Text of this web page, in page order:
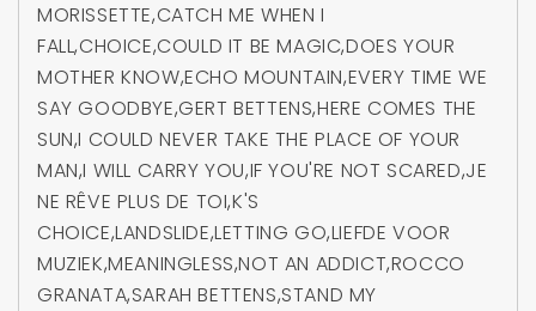
MORISSETTE,CATCH ME WHEN I
FALL,CHOICE,COULD IT BE MAGIC,DOES YOUR
MOTHER KNOW,ECHO MOUNTAIN,EVERY TIME WE
SAY GOODBYE,GERT BETTENS,HERE COMES THE
SUN,I COULD NEVER TAKE THE PLACE OF YOUR
MAN,I WILL CARRY YOU,IF YOU'RE NOT SCARED,JE
NE RÊVE PLUS DE TOI,K'S
CHOICE,LANDSLIDE,LETTING GO,LIEFDE VOOR
MUZIEK,MEANINGLESS,NOT AN ADDICT,ROCCO
GRANATA,SARAH BETTENS,STAND MY